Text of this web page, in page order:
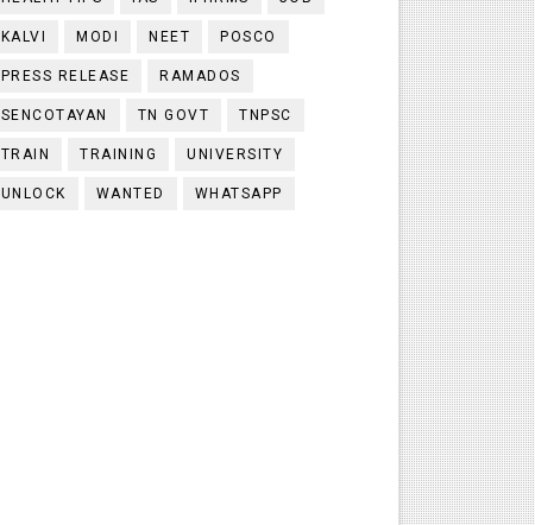
KALVI MODI NEET POSCO
PRESS RELEASE RAMADOS
SENCOTAYAN TN GOVT TNPSC
TRAIN TRAINING UNIVERSITY
UNLOCK WANTED WHATSAPP